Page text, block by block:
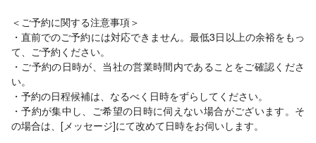
＜ご予約に関する注意事項＞
・直前でのご予約には対応できません。最低3日以上の余裕をもっ
て、ご予約ください。
・ご予約の日時が、当社の営業時間内であることをご確認くださ
い。
・予約の日程候補は、なるべく日時をずらしてください。
・予約が集中し、ご希望の日時に伺えない場合がございます。そ
の場合は、[メッセージ]にて改めて日時をお伺いします。